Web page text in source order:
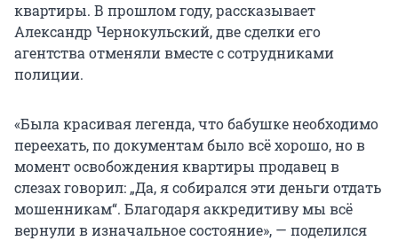
квартиры. В прошлом году, рассказывает
Александр Чернокульский, две сделки его
агентства отменяли вместе с сотрудниками
полиции.
«Была красивая легенда, что бабушке необходимо
переехать, по документам было всё хорошо, но в
момент освобождения квартиры продавец в
слезах говорил: „Да, я собирался эти деньги отдать
мошенникам“. Благодаря аккредитиву мы всё
вернули в изначальное состояние», — поделился